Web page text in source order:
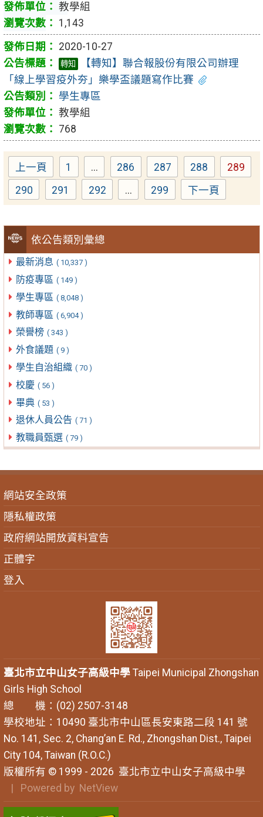
依公告類別彙總
最新消息 ( 10,337 )
防疫專區 ( 149 )
學生專區 ( 8,048 )
教師專區 ( 6,904 )
榮譽榜 ( 343 )
外食議題 ( 9 )
學生自治組織 ( 70 )
校慶 ( 56 )
畢典 ( 53 )
退休人員公告 ( 71 )
教職員甄選 ( 79 )
教學組
1,143
2020-10-27
轉知
【轉知】聯合報股份有限公司辦理
「線上學習疫外夯」樂學盃議題寫作比賽
學生專區
教學組
768
上一頁 Page
1 ... Page
286 Page
287 Page
288 Page
289
Page
290 Page
291 Page
292 ... Page
299 下一頁
網站安全政策
隱私權政策
政府網站開放資料宣告
正體字
登入
臺北市立中山女子高級中學Taipei Municipal Zhongshan
Girls High School
總 機：(02) 2507-3148
學校地址：10490 臺北市中山區長安東路二段 141 號
No. 141, Sec. 2, Chang’an E. Rd., Zhongshan Dist., Taipei
City 104, Taiwan (R.O.C.)
版權所有 © 1999 - 2026 臺北市立中山女子高級中學
| Powered by NetView